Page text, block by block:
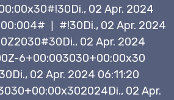
02 Apr. 2024
#!30Di., 02 Apr. 2024
02 Apr. 2024
6+00:003030+00:00x30
02 Apr. 2024 06:11:20
02 Apr.